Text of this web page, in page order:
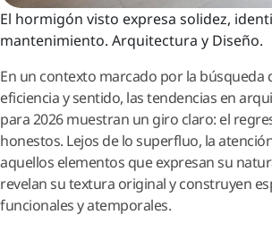
El hormigón visto expresa solidez,
mantenimiento. Arquitectura y Diseño.
En un contexto marcado por la búsqueda
eficiencia y sentido, las tendencias en
para 2026 muestran un giro claro: el
honestos. Lejos de lo superfluo, la
aquellos elementos que expresan su
revelan su textura original y construyen
funcionales y atemporales.